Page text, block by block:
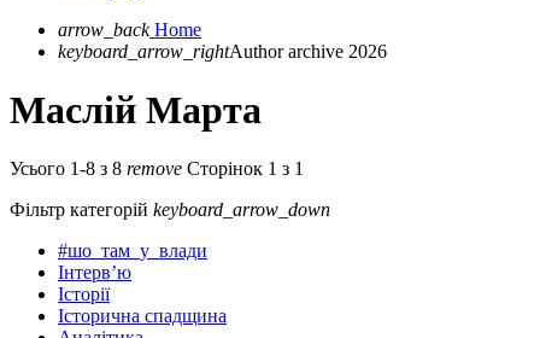
arrow_back Home
keyboard_arrow_rightAuthor archive 2026
Маслій Марта
Усього 1-8 з 8 remove Сторінок 1 з 1
Фільтр категорій keyboard_arrow_down
#шо_там_у_влади
Інтерв’ю
Історії
Історична спадщина